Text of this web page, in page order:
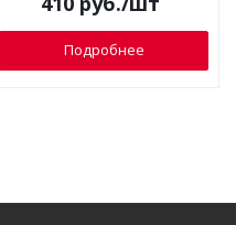
Подробнее